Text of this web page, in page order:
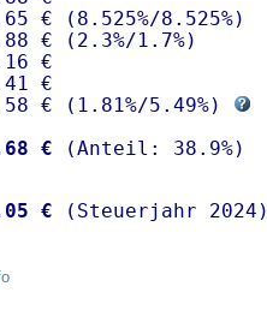
€ (8.525%/8.525%)
€ (2.3%/1.7%)
€
€
€ ( 1.81%/5.49%)
€
€ (Steuerjahr 2024)